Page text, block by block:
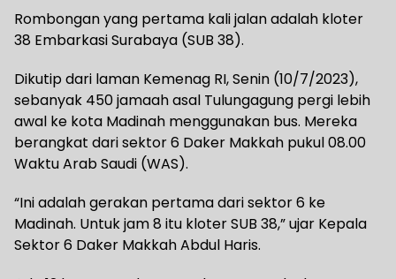
Rombongan yang pertama kali jalan adalah kloter
38 Embarkasi Surabaya (SUB 38).
Dikutip dari laman Kemenag RI, Senin (10/7/2023),
sebanyak 450 jamaah asal Tulungagung pergi lebih
awal ke kota Madinah menggunakan bus. Mereka
berangkat dari sektor 6 Daker Makkah pukul 08.00
Waktu Arab Saudi (WAS).
“Ini adalah gerakan pertama dari sektor 6 ke
Madinah. Untuk jam 8 itu kloter SUB 38,” ujar Kepala
Sektor 6 Daker Makkah Abdul Haris.